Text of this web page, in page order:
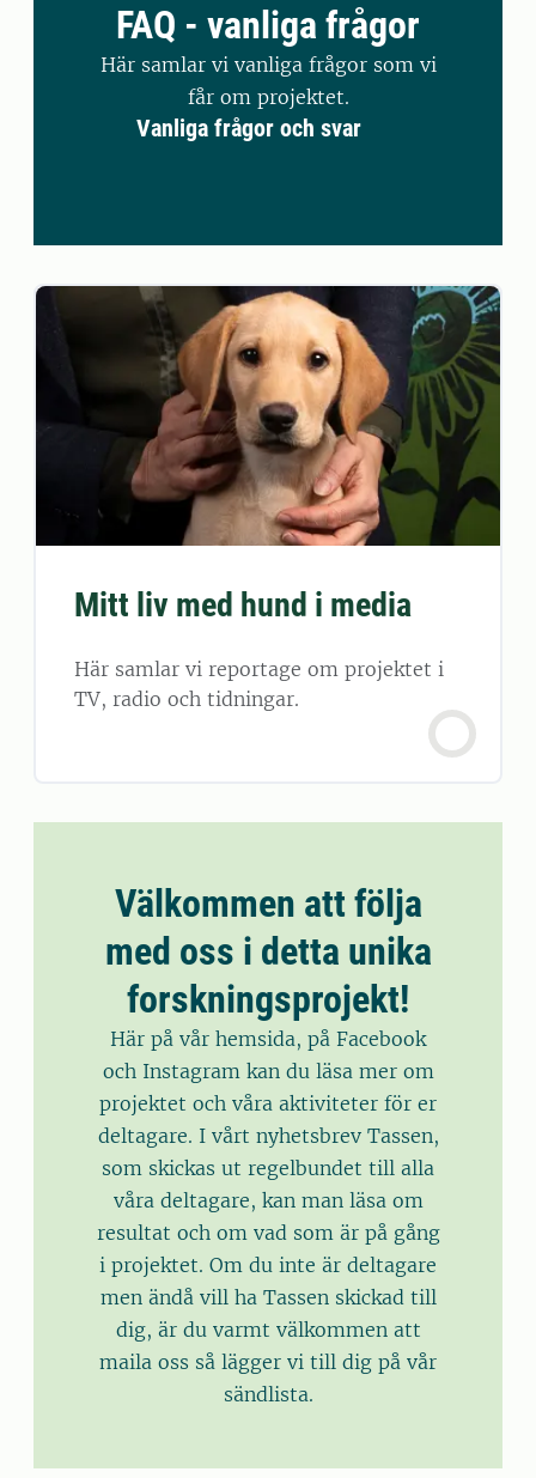
FAQ - vanliga frågor
Här samlar vi vanliga frågor som vi
får om projektet.
Vanliga frågor och svar
Mitt liv med hund i media
Här samlar vi reportage om projektet i
TV, radio och tidningar.
Välkommen att följa
med oss i detta unika
forskningsprojekt!
Här på vår hemsida, på Facebook
och Instagram kan du läsa mer om
projektet och våra aktiviteter för er
deltagare. I vårt nyhetsbrev Tassen,
som skickas ut regelbundet till alla
våra deltagare, kan man läsa om
resultat och om vad som är på gång
i projektet. Om du inte är deltagare
men ändå vill ha Tassen skickad till
dig, är du varmt välkommen att
maila oss så lägger vi till dig på vår
sändlista.